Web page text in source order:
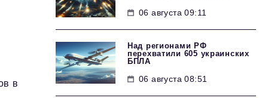
в
06 августа 09:11
Над регионами РФ
перехватили 605 украинских
БПЛА
06 августа 08:51